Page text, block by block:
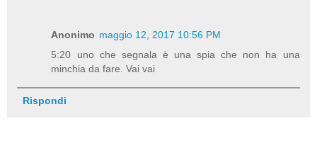
Anonimo maggio 12, 2017 10:56 PM
5:20 uno che segnala è una spia che non ha una
minchia da fare. Vai vai
Rispondi